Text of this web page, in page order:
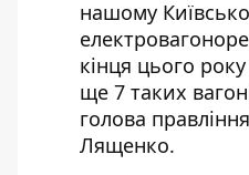
нашому
кінця цього
ще 7 таких
голова
Лященко.